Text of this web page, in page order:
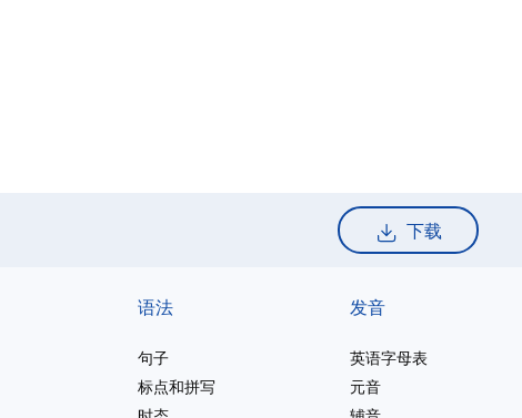
下载
语法
句子
标点和拼写
发音
英语字母表
元音